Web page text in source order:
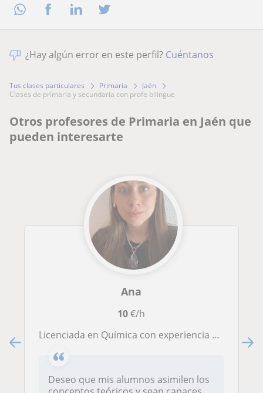
¿Hay algún error en este perfil? Cuéntanos
Tus clases particulares Primaria
Jaén
clases de primaria y secundaria con profe bilingue
Otros profesores de Primaria en Jaén que
pueden interesarte
Ana
10€/h
Licenciada en Química con experiencia como docente de apoyo alumnos de nivel secundario y universitario.
Deseo que mis alumnos asimilen los